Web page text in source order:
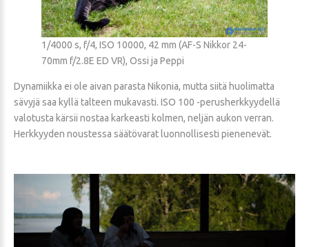
1/4000 s, f/4, ISO 10000, 42 mm (AF-S Nikkor 24-
70mm f/2.8E ED VR), Ossi ja Peppi
Dynamiikka ei ole aivan parasta Nikonia, mutta siitä huolimatta
sävyjä saa kyllä talteen mukavasti. ISO 100 -perusherkkyydellä
valotusta kärsii nostaa karkeasti kolmen, neljän aukon verran.
Herkkyyden noustessa säätövarat luonnollisesti pienenevät.